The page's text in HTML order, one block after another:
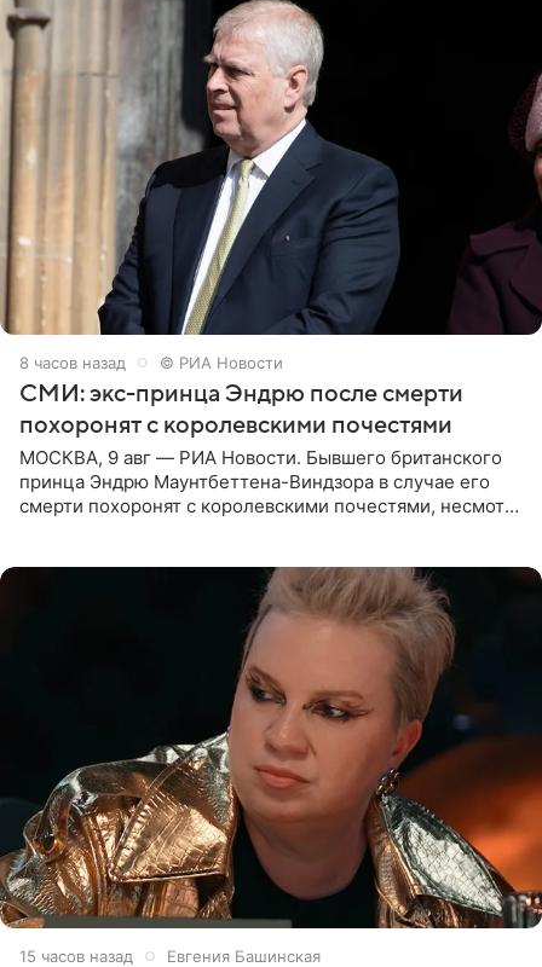
8 часов назад © РИА Новости
СМИ: экс-принца Эндрю после смерти
похоронят с королевскими почестями
МОСКВА, 9 авг — РИА Новости. Бывшего британского
принца Эндрю Маунтбеттена-Виндзора в случае его
смерти похоронят с королевскими почестями, несмотря
15 часов назад Евгения Башинская